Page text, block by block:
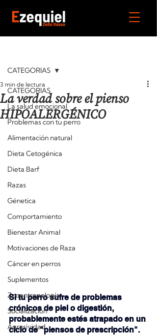
CATEGORIAS
La salud emocional
Problemas con tu perro
Alimentación natural
Dieta Cetogénica
Dieta Barf
Razas
Génetica
Comportamiento
Bienestar Animal
Motivaciones de Raza
Cáncer en perros
Suplementos
Zooantropología
Socialización
Agresividad
CATEGORIAS
La verdad sobre el pienso
HIPOALERGÉNICO
3 min de lectura
Si tu perro sufre de problemas
crónicos de piel o digestión,
probablemente estés atrapado en un
ciclo de "piensos de prescripción".